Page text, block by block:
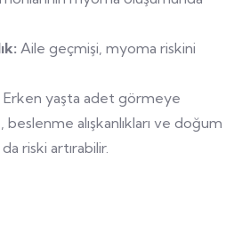
Aile geçmişi, myoma riskini
Erken yaşta adet görmeye
alışkanlıkları ve doğum
riski artırabilir.